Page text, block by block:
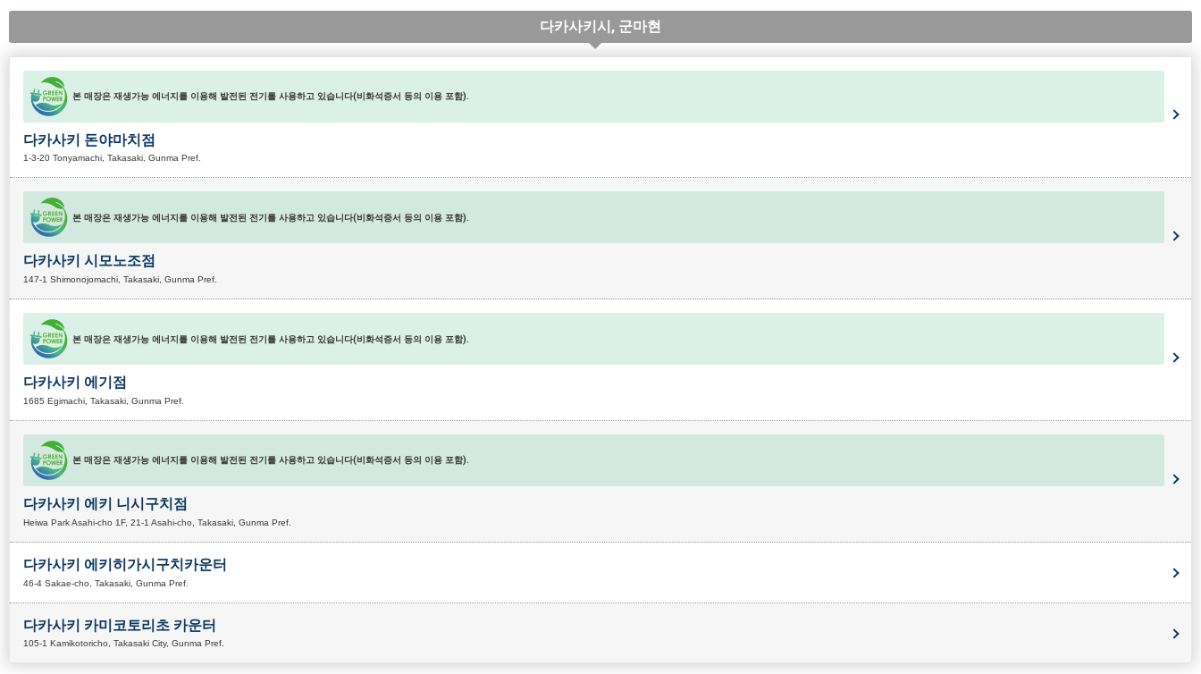
다카사키시, 군마현
본 매장은 재생가능 에너지를 이용해 발전된 전기를 사용하고 있습니다(비화석증서 등의 이용 포함).
다카사키 돈야마치점
1-3-20 Tonyamachi, Takasaki, Gunma Pref.
본 매장은 재생가능 에너지를 이용해 발전된 전기를 사용하고 있습니다(비화석증서 등의 이용 포함).
다카사키 시모노조점
147-1 Shimonojomachi, Takasaki, Gunma Pref.
본 매장은 재생가능 에너지를 이용해 발전된 전기를 사용하고 있습니다(비화석증서 등의 이용 포함).
다카사키 에기점
1685 Egimachi, Takasaki, Gunma Pref.
본 매장은 재생가능 에너지를 이용해 발전된 전기를 사용하고 있습니다(비화석증서 등의 이용 포함).
다카사키 에키 니시구치점
Heiwa Park Asahi-cho 1F, 21-1 Asahi-cho, Takasaki, Gunma Pref.
다카사키 에키히가시구치카운터
46-4 Sakae-cho, Takasaki, Gunma Pref.
다카사키 카미코토리초 카운터
105-1 Kamikotoricho, Takasaki City, Gunma Pref.